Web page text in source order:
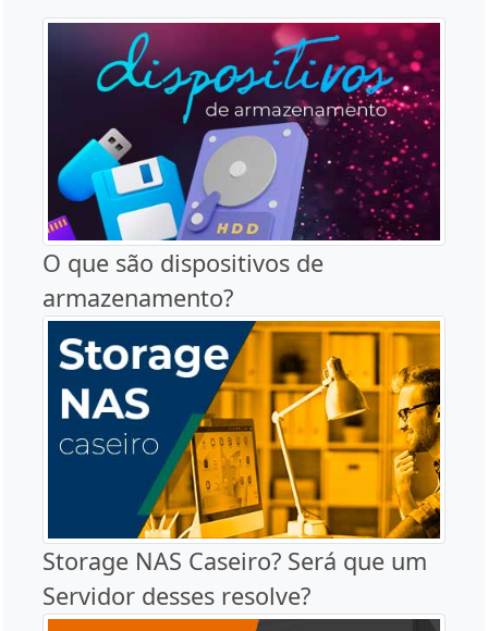
O que são dispositivos de
armazenamento?
Storage NAS Caseiro? Será que um
Servidor desses resolve?